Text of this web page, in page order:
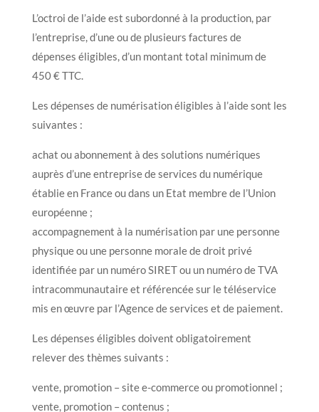
L’octroi de l’aide est subordonné à la production, par
l’entreprise, d’une ou de plusieurs factures de
dépenses éligibles, d’un montant total minimum de
450 € TTC.
Les dépenses de numérisation éligibles à l’aide sont les
suivantes :
achat ou abonnement à des solutions numériques
auprès d’une entreprise de services du numérique
établie en France ou dans un Etat membre de l’Union
européenne ;
accompagnement à la numérisation par une personne
physique ou une personne morale de droit privé
identifiée par un numéro SIRET ou un numéro de TVA
intracommunautaire et référencée sur le téléservice
mis en œuvre par l’Agence de services et de paiement.
Les dépenses éligibles doivent obligatoirement
relever des thèmes suivants :
vente, promotion – site e-commerce ou promotionnel ;
vente, promotion – contenus ;